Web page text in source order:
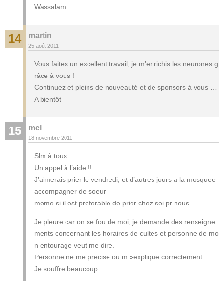
Wassalam
14 martin
25 août 2011
Vous faites un excellent travail, je m’enrichis les neurones g
râce à vous !
Continuez et pleins de nouveauté et de sponsors à vous …
A bientôt
15 mel
18 novembre 2011
Slm à tous
Un appel à l’aide !!
J’aimerais prier le vendredi, et d’autres jours a la mosquee
accompagner de soeur
meme si il est preferable de prier chez soi pr nous.
Je pleure car on se fou de moi, je demande des renseigne
ments concernant les horaires de cultes et personne de mo
n entourage veut me dire.
Personne ne me precise ou m »explique correctement.
Je souffre beaucoup.